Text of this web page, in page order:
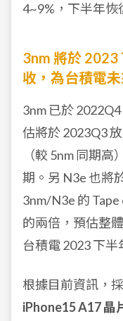
4~9%，下半年恢
3nm 將於 2023
收，為台積電
3nm 已於
估將於 2023Q3
（較 5nm 同期
期。另 N3e 也將
3nm/N3e 的
的兩倍，預估整
台積電 2023 下半
根據目前資訊，
iPhone15 A17 晶